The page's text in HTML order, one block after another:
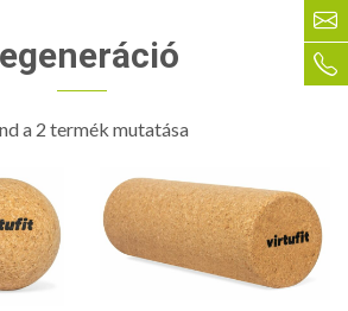
a 2 termék mutatása